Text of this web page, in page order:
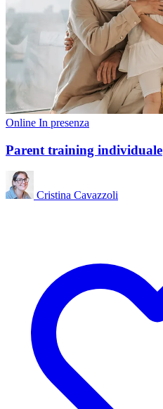
Online In presenza
Parent training individuale
Cristina Cavazzoli